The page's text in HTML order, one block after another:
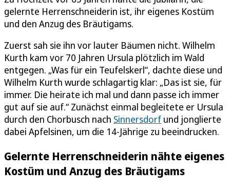
gelernte Herrenschneiderin ist, ihr eigenes Kostüm
und den Anzug des Bräutigams.
Zuerst sah sie ihn vor lauter Bäumen nicht. Wilhelm
Kurth kam vor 70 Jahren Ursula plötzlich im Wald
entgegen. „Was für ein Teufelskerl“, dachte diese und
Wilhelm Kurth wurde schlagartig klar: „Das ist sie, für
immer. Die heirate ich mal und dann passe ich immer
gut auf sie auf.“ Zunächst einmal begleitete er Ursula
durch den Chorbusch nach Sinnersdorf und jonglierte
dabei Apfelsinen, um die 14-Jährige zu beeindrucken.
Gelernte Herrenschneiderin nähte eigenes
Kostüm und Anzug des Bräutigams